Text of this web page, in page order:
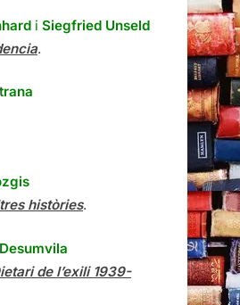
i Siegfried Unseld
.
històries.
de l’exili 1939-